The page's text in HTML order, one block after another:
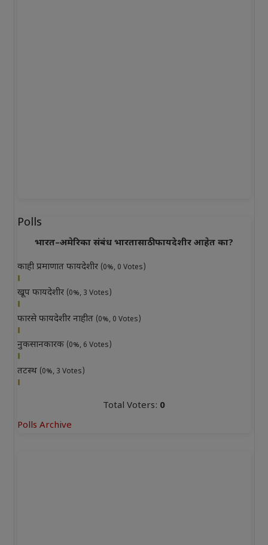
Polls
भारत–अमेरिका संबंध भारतासाठी फायदेशीर आहेत का?
काही प्रमाणात फायदेशीर (0%, 0 Votes)
खूप फायदेशीर (0%, 3 Votes)
फारसे फायदेशीर नाहीत (0%, 0 Votes)
नुकसानकारक (0%, 6 Votes)
तटस्थ (0%, 3 Votes)
Total Voters: 0
Polls Archive